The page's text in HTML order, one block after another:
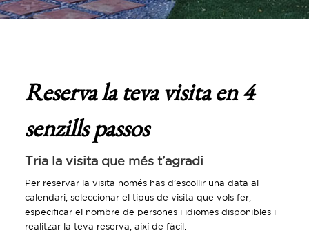
Reserva la teva visita en 4
senzills passos
Tria la visita que més t’agradi
Per reservar la visita només has d’escollir una data al
calendari, seleccionar el tipus de visita que vols fer,
especificar el nombre de persones i idiomes disponibles i
realitzar la teva reserva, així de fàcil.